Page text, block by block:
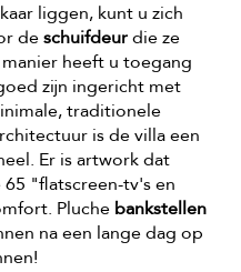
liggen, kunt u zich
deschuifdeurdie ze
heeft u toegang
zijn ingericht met
traditionele
is de villa een
Er is artwork dat
"flatscreen-tv's en
Pluche bankstellen
na een lange dag op